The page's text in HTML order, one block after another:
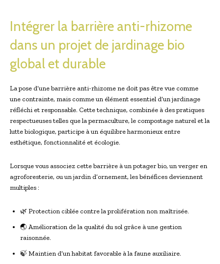
Intégrer la barrière anti-rhizome
dans un projet de jardinage bio
global et durable
La pose d’une barrière anti-rhizome ne doit pas être vue comme
une contrainte, mais comme un élément essentiel d’un jardinage
réfléchi et responsable. Cette technique, combinée à des pratiques
respectueuses telles que la permaculture, le compostage naturel et la
lutte biologique, participe à un équilibre harmonieux entre
esthétique, fonctionnalité et écologie.
Lorsque vous associez cette barrière à un potager bio, un verger en
agroforesterie, ou un jardin d’ornement, les bénéfices deviennent
multiples :
🌿 Protection ciblée contre la prolifération non maîtrisée.
🌏 Amélioration de la qualité du sol grâce à une gestion
raisonnée.
🍃 Maintien d’un habitat favorable à la faune auxiliaire.